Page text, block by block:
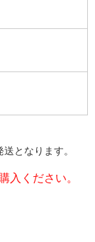
となります。
入ください。